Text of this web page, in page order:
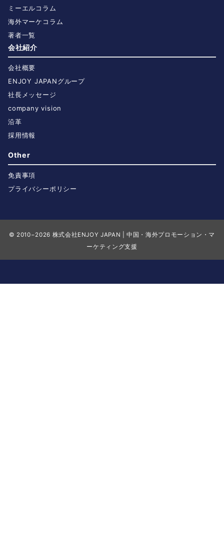
ミーエルコラム
海外マーケコラム
著者一覧
会社紹介
会社概要
ENJOY JAPANグループ
社長メッセージ
company vision
沿革
採用情報
Other
免責事項
プライバシーポリシー
© 2010−2026 株式会社ENJOY JAPAN | 中国・海外プロモーション・マ
ーケティング支援